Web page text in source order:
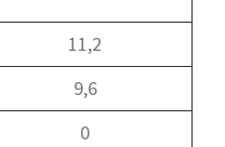
11,2
9,6
0